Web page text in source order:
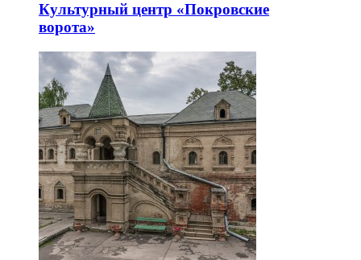
Культурный центр «Покровские
ворота»